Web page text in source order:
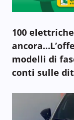
100 elettriche
modelli di
conti sulle